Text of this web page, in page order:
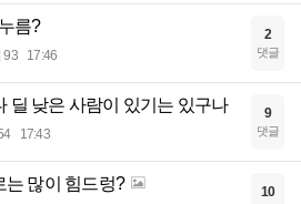
름?
93 17:46
2
댓글
딜 낮은 사람이 있기는 있구나
17:43
9
댓글
는 많이 힘드렁? 10